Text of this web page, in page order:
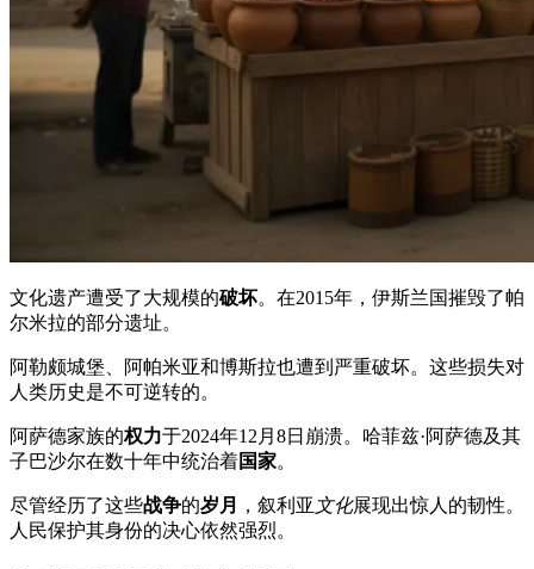
文化遗产遭受了大规模的破坏。在2015年，伊斯兰国摧毁了帕
尔米拉的部分遗址。
阿勒颇城堡、阿帕米亚和博斯拉也遭到严重破坏。这些损失对
人类历史是不可逆转的。
阿萨德家族的权力于2024年12月8日崩溃。哈菲兹·阿萨德及其
子巴沙尔在数十年中统治着国家。
尽管经历了这些战争的岁月 ，叙利亚 文化展现出惊人的韧性。
人民保护其身份的决心依然强烈。